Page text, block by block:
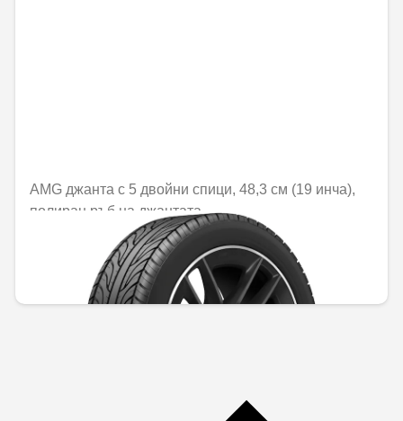
AMG джанта с 5 двойни спици, 48,3 см (19 инча),
полиран ръб на джантата
Не е налично онлайн
1603,37 € / 3135,92 лв.